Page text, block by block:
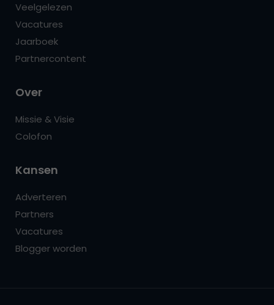
Veelgelezen
Vacatures
Jaarboek
Partnercontent
Over
Missie & Visie
Colofon
Kansen
Adverteren
Partners
Vacatures
Blogger worden